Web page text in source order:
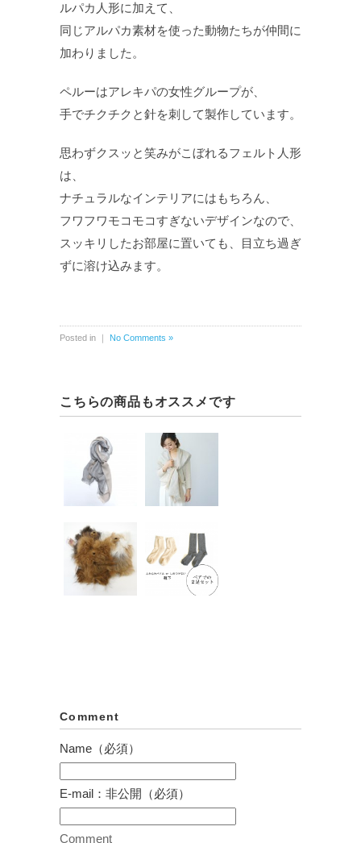
ルパカ人形に加えて、
同じアルパカ素材を使った動物たちが仲間に
加わりました。
ペルーはアレキパの女性グループが、
手でチクチクと針を刺して製作しています。
思わずクスッと笑みがこぼれるフェルト人形
は、
ナチュラルなインテリアにはもちろん、
フワフワモコモコすぎないデザインなので、
スッキリしたお部屋に置いても、目立ち過ぎ
ずに溶け込みます。
Posted in ｜ No Comments »
こちらの商品もオススメです
通年使え
る 無染色
のアルパカ
ストール
ダークグ
る アルパ
カストー
ル ライト
グレー
Comment
Name（必須）
E-mail：非公開（必須）
Comment